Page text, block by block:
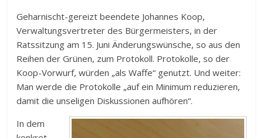
Geharnischt-gereizt beendete Johannes Koop,
Verwaltungsvertreter des Bürgermeisters, in der
Ratssitzung am 15. Juni Änderungswünsche, so aus den
Reihen der Grünen, zum Protokoll. Protokolle, so der
Koop-Vorwurf, würden „als Waffe“ genutzt. Und weiter:
Man werde die Protokolle „auf ein Minimum reduzieren,
damit die unseligen Diskussionen aufhören“.
In dem